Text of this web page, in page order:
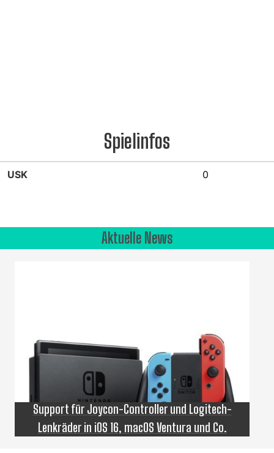
Spielinfos
USK 0
Aktuelle News
Support für Joycon-Controller und Logitech-
Lenkräder in iOS 16, macOS Ventura und Co.